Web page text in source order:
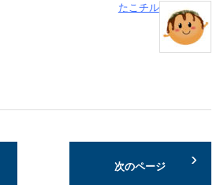
たこチル
次のページ